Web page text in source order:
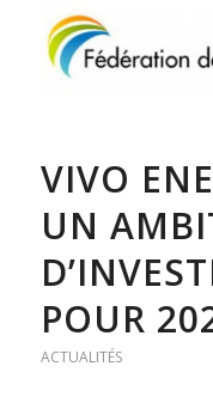
VIVO
UN
POUR
ACTUALITÉS